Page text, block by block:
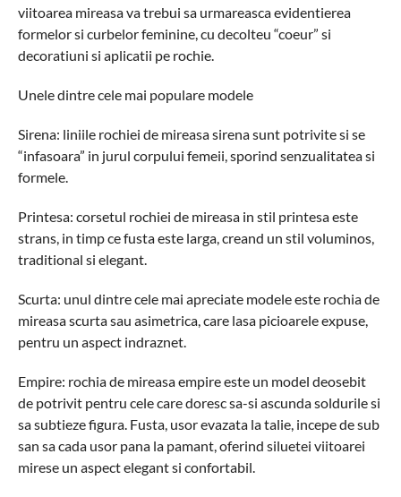
viitoarea mireasa va trebui sa urmareasca evidentierea
formelor si curbelor feminine, cu decolteu “coeur” si
decoratiuni si aplicatii pe rochie.
Unele dintre cele mai populare modele
Sirena: liniile rochiei de mireasa sirena sunt potrivite si se
“infasoara” in jurul corpului femeii, sporind senzualitatea si
formele.
Printesa: corsetul rochiei de mireasa in stil printesa este
strans, in timp ce fusta este larga, creand un stil voluminos,
traditional si elegant.
Scurta: unul dintre cele mai apreciate modele este rochia de
mireasa scurta sau asimetrica, care lasa picioarele expuse,
pentru un aspect indraznet.
Empire: rochia de mireasa empire este un model deosebit
de potrivit pentru cele care doresc sa-si ascunda soldurile si
sa subtieze figura. Fusta, usor evazata la talie, incepe de sub
san sa cada usor pana la pamant, oferind siluetei viitoarei
mirese un aspect elegant si confortabil.